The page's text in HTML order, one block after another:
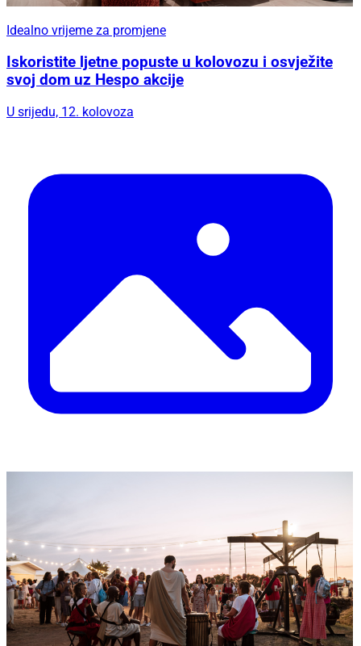
Idealno vrijeme za promjene
Iskoristite ljetne popuste u kolovozu i osvježite
svoj dom uz Hespo akcije
U srijedu, 12. kolovoza